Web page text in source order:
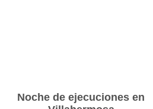
Noche de ejecuciones en